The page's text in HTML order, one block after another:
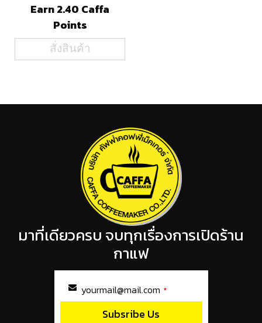
Earn 2.40 Caffa
Points
สั่งสินค้า
มาที่เดียวครบ จบทุกเรื่องการเปิดร้าน
กาแฟ
yourmail@mail.com *
Subsribe Us